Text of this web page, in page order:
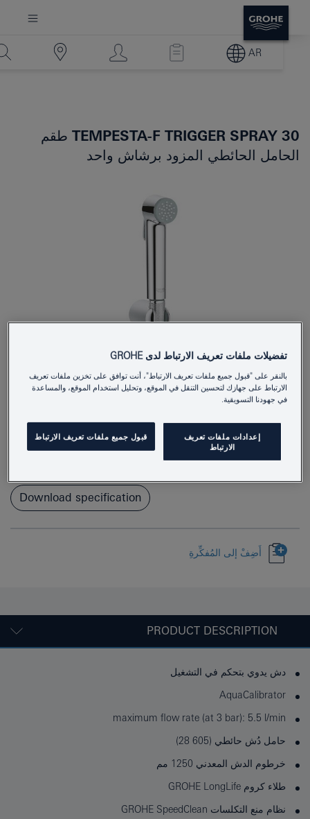
AR
TEMPESTA-F TRIGGER SPRAY 30 طقم
الحامل الحائطي المزود برشاش واحد
Product Number
4005176565458
Colour كروم
Download specification
أَضِفْ إلى المُفكِّرةِ
PRODUCT DESCRIPTION
دش يدوي بتحكم في التشغيل
AquaCalibrator
maximum flow rate (at 3 bar): 5.5 l/min
حامل دُش حائطي (605 28)
خرطوم الدش المعدني 1250 مم
طلاء كروم GROHE LongLife
نظام منع التكلسات GROHE SpeedClean
تفضيلات ملفات تعريف الارتباط لدى GROHE
بالنقر على "قبول جميع ملفات تعريف الارتباط"، أنت توافق على تخزين ملفات تعريف
الارتباط على جهازك لتحسين التنقل في الموقع، وتحليل استخدام الموقع، والمساعدة
في جهودنا التسويقية.
إعدادات ملفات تعريف
الارتباط
قبول جميع ملفات تعريف الارتباط